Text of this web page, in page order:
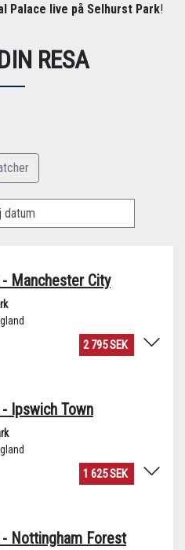
Palace live på Selhurst Park!